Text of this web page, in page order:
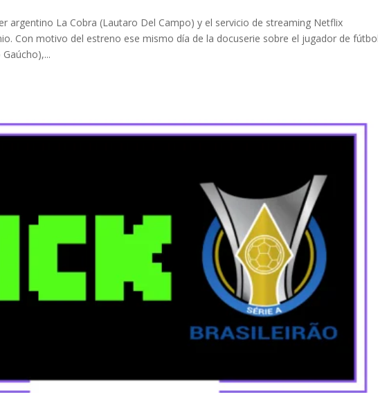
argentino La Cobra (Lautaro Del Campo) y el servicio de streaming Netflix
Con motivo del estreno ese mismo día de la docuserie sobre el jugador de